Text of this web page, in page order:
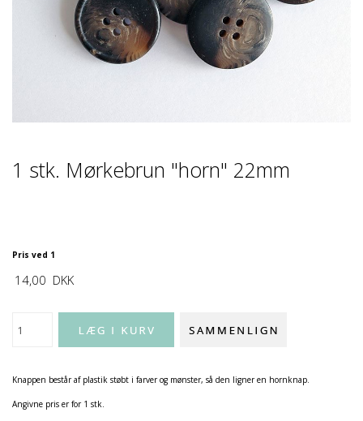
1 stk. Mørkebrun "horn" 22mm
Pris ved 1
14,00 DKK
Knappen består af plastik støbt i farver og mønster, så den ligner en hornknap.
Angivne pris er for 1 stk.